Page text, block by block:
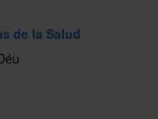
de la Salud